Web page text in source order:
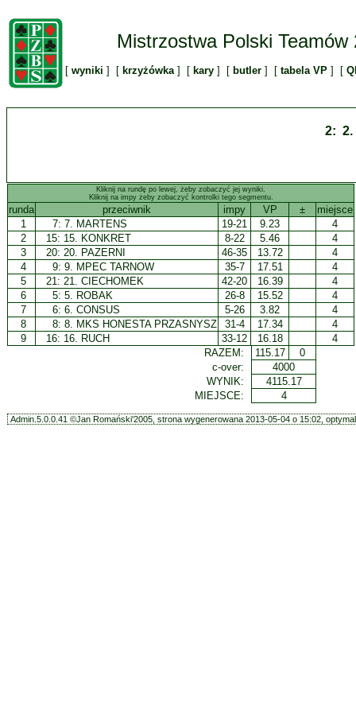
Mistrzostwa Polski Teamów
[ wyniki ] [ krzyżówka ] [ kary ] [ butler ] [ tabela VP ] [
2: 2.
Kliknij na rundę po lewej, żeby zobaczyć jej wyniki.
Kliknij na impy żeby zobaczyć kontrolki tego segmentu.
runda przeciwnik impy VP ±
miejsce
1
7: 7. MARTENS 19-21 9.23
4
2
15: 15. KONKRET 8-22 5.46
4
3
20: 20. PAZERNI 46-35 13.72
4
4
9: 9. MPEC TARNOW 35-7 17.51
4
5
21: 21. CIECHOMEK 42-20 16.39
4
6
5: 5. ROBAK 26-8 15.52
4
7
6: 6. CONSUS 5-26 3.82
4
8
8: 8. MKS HONESTA PRZASNYSZ 31-4 17.34
4
9
16: 16. RUCH 33-12 16.18
4
RAZEM:
115.17
0
c-over:
4000
WYNIK:
4115.17
MIEJSCE:
4
Admin.5.0.0.41 ©Jan Romański'2005, strona wygenerowana 2013-05-04 o 15:02,